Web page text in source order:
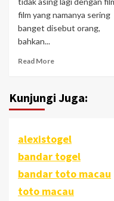
film yang namanya sering
banget disebut orang,
bahkan...
Read More
Kunjungi Juga:
alexistogel
bandar togel
bandar toto macau
toto macau